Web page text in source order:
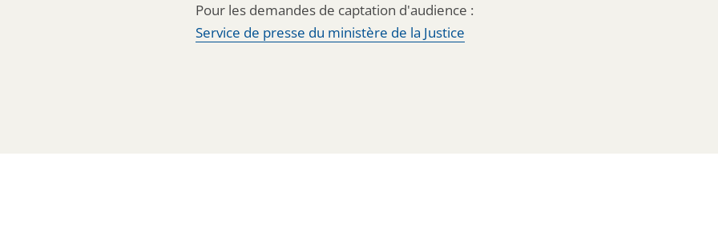
Pour les demandes de captation d'audience :
Service de presse du ministère de la Justice